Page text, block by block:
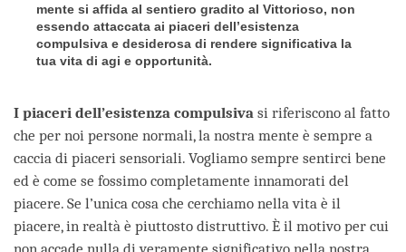
mente si affida al sentiero gradito al Vittorioso, non
essendo attaccata ai piaceri dell’esistenza
compulsiva e desiderosa di rendere significativa la
tua vita di agi e opportunità.
I piaceri dell’esistenza compulsiva si riferiscono al fatto
che per noi persone normali, la nostra mente è sempre a
caccia di piaceri sensoriali. Vogliamo sempre sentirci bene
ed è come se fossimo completamente innamorati del
piacere. Se l’unica cosa che cerchiamo nella vita è il
piacere, in realtà è piuttosto distruttivo. È il motivo per cui